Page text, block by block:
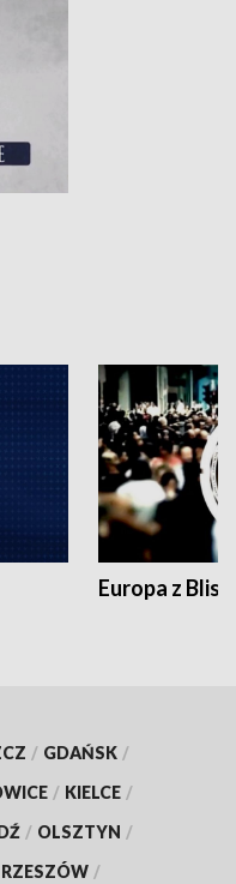
Europa z
/ GDAŃSK /
/ KIELCE /
/ OLSZTYN /
RZESZÓW /